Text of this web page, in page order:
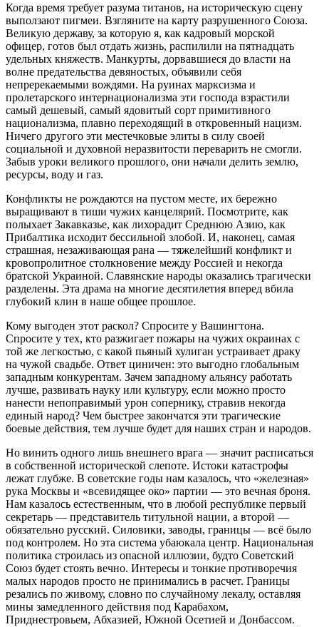
Когда время требует разума титанов, на историческую сцену
выползают пигмеи. Взгляните на карту разрушенного Союза.
Великую державу, за которую я, как кадровый морской
офицер, готов был отдать жизнь, распилили на пятнадцать
удельных княжеств. Манкурты, дорвавшиеся до власти на
волне предательства девяностых, объявили себя
непререкаемыми вождями. На руинах марксизма и
пролетарского интернационализма эти господа взрастили
самый дешевый, самый ядовитый сорт примитивного
национализма, плавно переходящий в откровенный нацизм.
Ничего другого эти местечковые элиты в силу своей
социальной и духовной неразвитости переварить не смогли.
Забыв уроки великого прошлого, они начали делить землю,
ресурсы, воду и газ.
Конфликты не рождаются на пустом месте, их бережно
выращивают в тиши чужих канцелярий. Посмотрите, как
полыхает Закавказье, как лихорадит Среднюю Азию, как
Прибалтика исходит бессильной злобой. И, наконец, самая
страшная, незаживающая рана — тяжелейший конфликт и
кровопролитное столкновение между Россией и некогда
братской Украиной. Славянские народы оказались трагически
разделены. Эта драма на многие десятилетия вперед вбила
глубокий клин в наше общее прошлое.
Кому выгоден этот раскол? Спросите у Вашингтона.
Спросите у тех, кто разжигает пожары на чужих окраинах с
той же легкостью, с какой пьяный хулиган устраивает драку
на чужой свадьбе. Ответ циничен: это выгодно глобальным
западным конкурентам. Зачем западному альянсу работать
лучше, развивать науку или культуру, если можно просто
нанести непоправимый урон сопернику, стравив некогда
единый народ? Чем быстрее закончатся эти трагические
боевые действия, тем лучше будет для наших стран и народов.
Но винить одного лишь внешнего врага — значит расписаться
в собственной исторической слепоте. Истоки катастрофы
лежат глубже. В советские годы нам казалось, что «железная»
рука Москвы и «всевидящее око» партии — это вечная броня.
Нам казалось естественным, что в любой республике первый
секретарь — представитель титульной нации, а второй —
обязательно русский. Силовики, заводы, границы — всё было
под контролем. Но эта система убаюкала центр. Национальная
политика строилась из опасной иллюзии, будто Советский
Союз будет стоять вечно. Интересы и тонкие противоречия
малых народов просто не принимались в расчет. Границы
резались по живому, словно по случайному лекалу, оставляя
мины замедленного действия под Карабахом,
Приднестровьем, Абхазией, Южной Осетией и Донбассом.